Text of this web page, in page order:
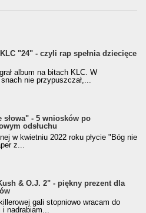
"24" - czyli rap spełnia dziecięce
album na bitach KLC. W
nie przypuszczał,...
słowa" - 5 wniosków po
odsłuchu
w kwietniu 2022 roku płycie "Bóg nie
z...
& O.J. 2" - piękny prezent dla
gali stopniowo wracam do
nadrabiam...